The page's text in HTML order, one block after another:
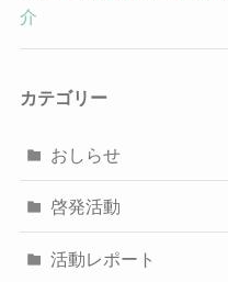
介
カテゴリー
おしらせ
啓発活動
活動レポート